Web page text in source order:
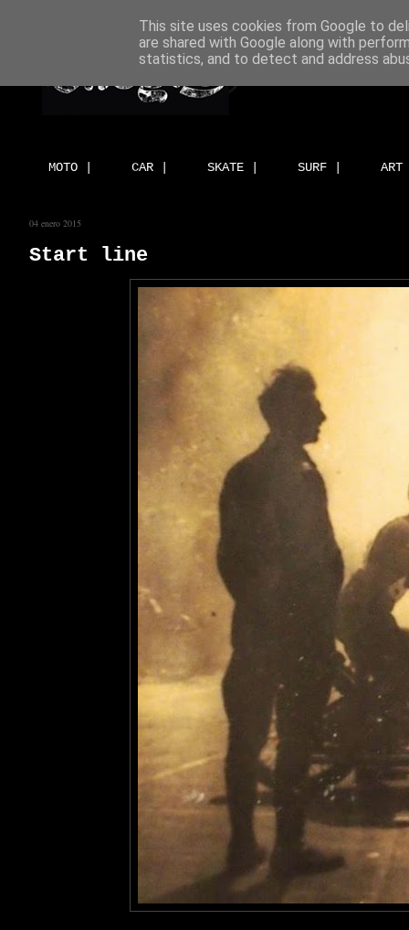
MOTO | CAR | SKATE | SURF |
04 enero 2015
Start line
This site uses cookies from Google to
are shared with Google along with
statistics, and to detect and address